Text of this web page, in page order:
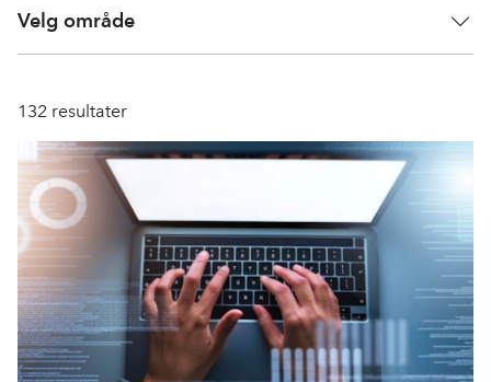
Velg område
132 resultater